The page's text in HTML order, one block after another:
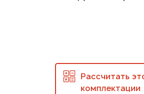
Рассчитать
комплектации